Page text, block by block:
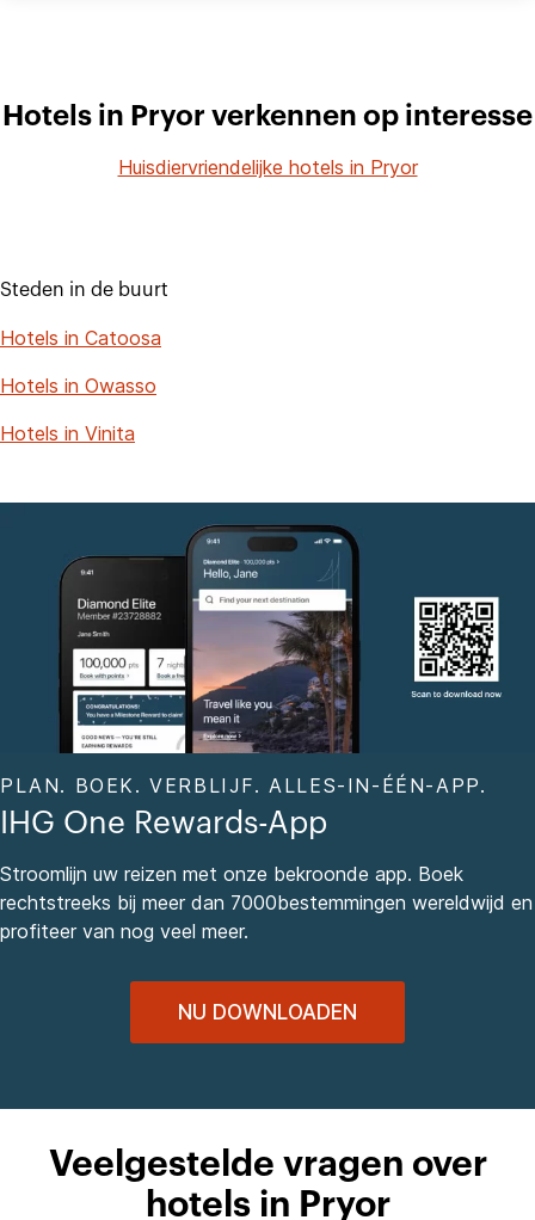
Hotels in Pryor verkennen op interesse
Huisdiervriendelijke hotels in Pryor
Steden in de buurt
Hotels in Catoosa
Hotels in Owasso
Hotels in Vinita
PLAN. BOEK. VERBLIJF. ALLES-IN-ÉÉN-APP.
IHG One Rewards-App
Stroomlijn uw reizen met onze bekroonde app. Boek
rechtstreeks bij meer dan 7000bestemmingen wereldwijd en
profiteer van nog veel meer.
NU DOWNLOADEN
Veelgestelde vragen over
hotels in Pryor